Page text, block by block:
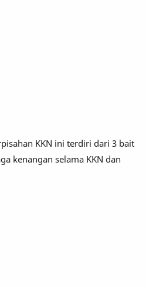
KKN ini terdiri dari 3 bait
kenangan selama KKN dan